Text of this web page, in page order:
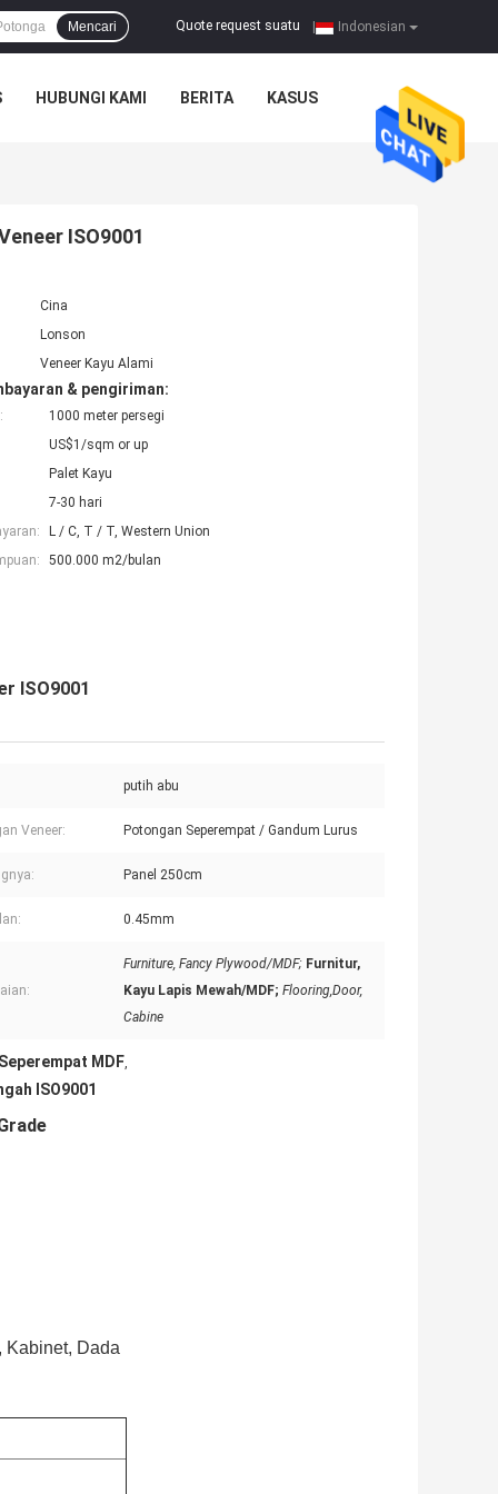
Indonesian
Quote request suatu
Mencari
HUBUNGI KAMI BERITA KASUS
ISO9001
Cina
Lonson
Veneer Kayu Alami
& pengiriman:
1000 meter persegi
US$1/sqm or up
Palet Kayu
7-30 hari
L / C, T / T, Western Union
500.000 m2/bulan
ISO9001
putih abu
Veneer: Potongan Seperempat / Gandum Lurus
Panel 250cm
0.45mm
Furniture, Fancy Plywood/MDF; Furnitur,
Kayu Lapis Mewah/MDF; Flooring,Door,
Cabine
MDF,
ISO9001
Kabinet, Dada